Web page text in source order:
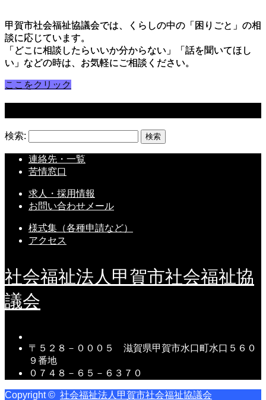
甲賀市社会福祉協議会では、くらしの中の「困りごと」の相
談に応じています。
「どこに相談したらいいか分からない」「話を聞いてほし
い」などの時は、お気軽にご相談ください。
ここをクリック
検索:
連絡先・一覧
苦情窓口
求人・採用情報
お問い合わせメール
様式集（各種申請など）
アクセス
社会福祉法人甲賀市社会福祉協
議会
〒５２８－０００５ 滋賀県甲賀市水口町水口５６０
９番地
０７４８－６５－６３７０
Copyright © 社会福祉法人甲賀市社会福祉協議会